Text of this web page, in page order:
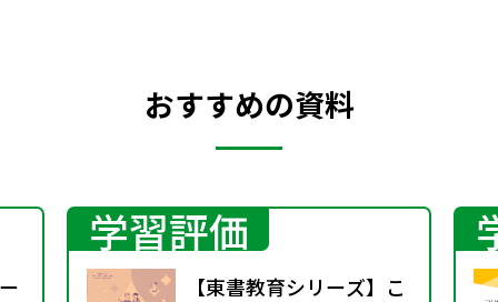
おすすめの資料
学習評価
【東書教育シリーズ】こ